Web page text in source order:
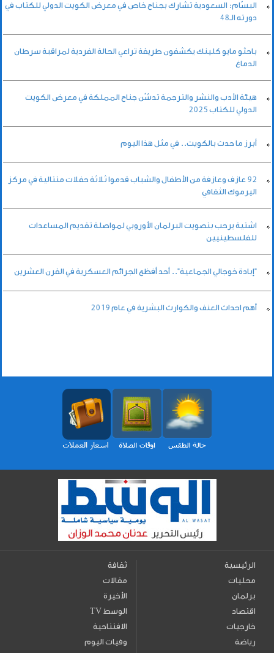
البسّام: السعودية تشارك بجناح خاص في معرض الكويت الدولي للكتاب في
دورته الـ48
باحثو مايو كلينك يكشفون طريقة تراعي الحالة الفردية لمراقبة سرطان
الدماغ
هيئة الأدب والنشر والترجمة تدشّن جناح المملكة في معرض الكويت
الدولي للكتاب 2025
أبرز ما حدث بالكويت.. في مثل هذا اليوم
92 عازف وعازفة من الأطفال والشباب قدموا ثلاثة حفلات متتالية في مركز
اليرموك الثقافي
اشتية يرحب بتصويت البرلمان الأوروبي لمواصلة تقديم المساعدات
للفلسطينيين
"إبادة خوجالي الجماعية".. أحد أفظع الجرائم العسكرية في القرن العشرين
أهم احداث العنف والكوارث البشرية في عام 2019
الرئيسية
محليات
برلمان
اقتصاد
خارجيات
رياضة
ثقافة
مقالات
الأخيرة
TV الوسط
الافتتاحية
وفيات اليوم